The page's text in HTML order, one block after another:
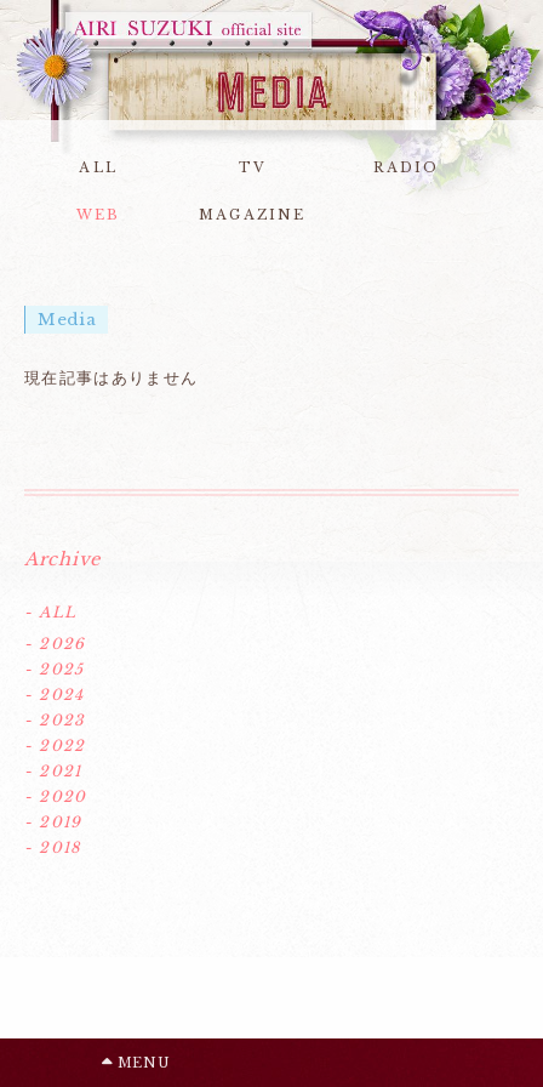
ALL TV RADIO
WEB MAGAZINE
Media
現在記事はありません
Archive
- ALL
- 2026
- 2025
- 2024
- 2023
- 2022
- 2021
- 2020
- 2019
- 2018
MENU